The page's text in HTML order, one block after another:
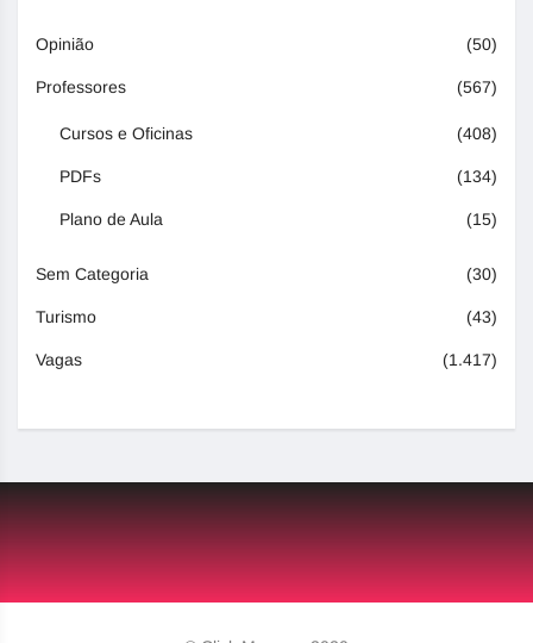
Opinião (50)
Professores (567)
Cursos e Oficinas (408)
PDFs (134)
Plano de Aula (15)
Sem Categoria (30)
Turismo (43)
Vagas (1.417)